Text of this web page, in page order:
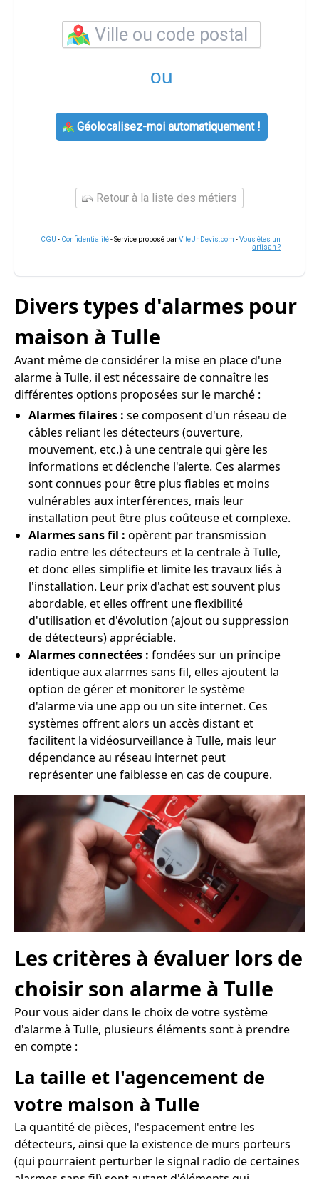
ou
Géolocalisez-moi automatiquement !
Retour à la liste des métiers
CGU - Confidentialité- Service proposé parViteUnDevis.com -Vous êtes un
artisan ?
Divers types d'alarmes pour
maison à Tulle
Avant même de considérer la mise en place d'une
alarme à Tulle, il est nécessaire de connaître les
différentes options proposées sur le marché :
Alarmes filaires : se composent d'un réseau de
câbles reliant les détecteurs (ouverture,
mouvement, etc.) à une centrale qui gère les
informations et déclenche l'alerte. Ces alarmes
sont connues pour être plus fiables et moins
vulnérables aux interférences, mais leur
installation peut être plus coûteuse et complexe.
Alarmes sans fil : opèrent par transmission
radio entre les détecteurs et la centrale à Tulle,
et donc elles simplifie et limite les travaux liés à
l'installation. Leur prix d'achat est souvent plus
abordable, et elles offrent une flexibilité
d'utilisation et d'évolution (ajout ou suppression
de détecteurs) appréciable.
Alarmes connectées : fondées sur un principe
identique aux alarmes sans fil, elles ajoutent la
option de gérer et monitorer le système
d'alarme via une app ou un site internet. Ces
systèmes offrent alors un accès distant et
facilitent la vidéosurveillance à Tulle, mais leur
dépendance au réseau internet peut
représenter une faiblesse en cas de coupure.
Les critères à évaluer lors de
choisir son alarme à Tulle
Pour vous aider dans le choix de votre système
d'alarme à Tulle, plusieurs éléments sont à prendre
en compte :
La taille et l'agencement de
votre maison à Tulle
La quantité de pièces, l'espacement entre les
détecteurs, ainsi que la existence de murs porteurs
(qui pourraient perturber le signal radio de certaines